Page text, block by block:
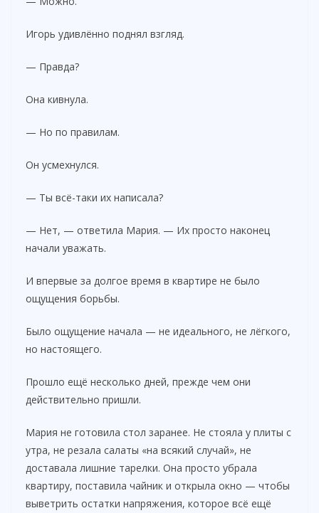
Игорь удивлённо поднял взгляд.
— Правда?
Она кивнула.
— Но по правилам.
Он усмехнулся.
— Ты всё-таки их написала?
— Нет, — ответила Мария. — Их просто наконец
начали уважать.
И впервые за долгое время в квартире не было
ощущения борьбы.
Было ощущение начала — не идеального, не лёгкого,
но настоящего.
Прошло ещё несколько дней, прежде чем они
действительно пришли.
Мария не готовила стол заранее. Не стояла у плиты с
утра, не резала салаты «на всякий случай», не
доставала лишние тарелки. Она просто убрала
квартиру, поставила чайник и открыла окно — чтобы
выветрить остатки напряжения, которое всё ещё